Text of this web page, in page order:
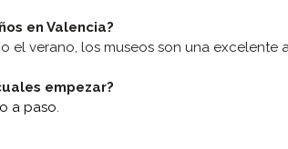
en Valencia?
verano, los museos son una excelente
empezar?
a paso.